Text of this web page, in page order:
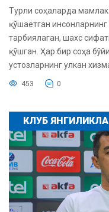
Турли соҳаларда
қўшаётган
тарбиялаган, шахс
қўшган. Ҳар бир соҳа
устозларнинг улкан
453 0
КЛУБ